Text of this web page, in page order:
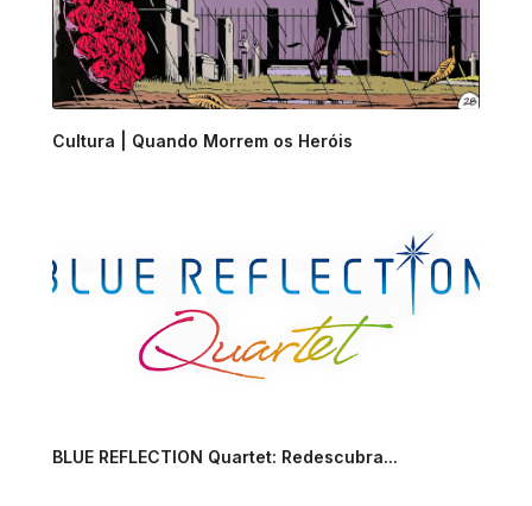
Cultura | Quando Morrem os Heróis
BLUE REFLECTION Quartet: Redescubra...